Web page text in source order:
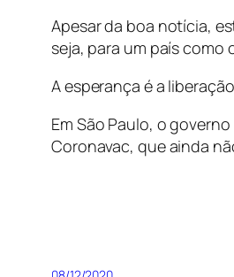
Apesar da boa notícia,
seja, para um país
A esperança é a
Em São Paulo, o
Coronavac, que ainda